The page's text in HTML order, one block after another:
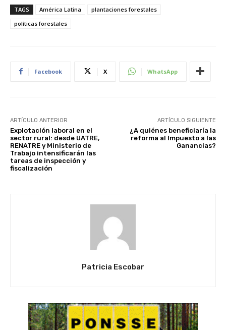
TAGS América Latina
plantaciones forestales
políticas forestales
Facebook X WhatsApp
ARTÍCULO ANTERIOR
Explotación laboral en el
sector rural: desde UATRE,
RENATRE y Ministerio de
Trabajo intensificarán las
tareas de inspección y
fiscalización
ARTÍCULO SIGUIENTE
¿A quiénes beneficiaría la
reforma al Impuesto a las
Ganancias?
Patricia Escobar